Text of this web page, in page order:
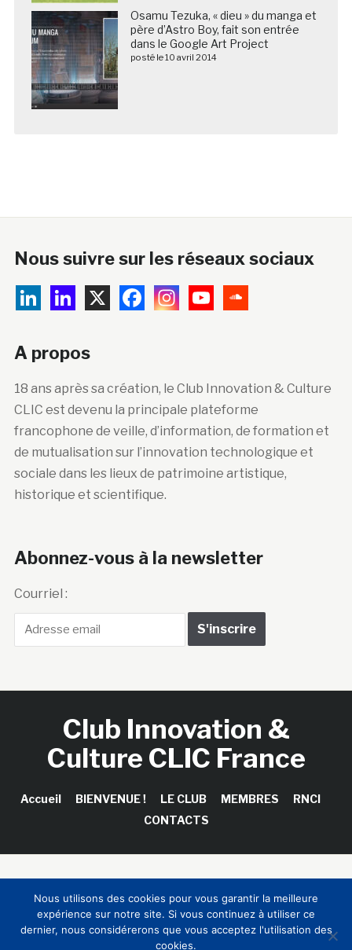
Osamu Tezuka, « dieu » du manga et
père d’Astro Boy, fait son entrée
dans le Google Art Project
posté le 10 avril 2014
Nous suivre sur les réseaux sociaux
A propos
18 ans après sa création, le Club Innovation & Culture
CLIC est devenu la principale plateforme
francophone de veille, d’information, de formation et
de mutualisation sur l’innovation technologique et
sociale dans les lieux de patrimoine artistique,
historique et scientifique.
Abonnez-vous à la newsletter
Courriel :
Club Innovation &
Culture CLIC France
Accueil BIENVENUE ! LE CLUB MEMBRES
RNCI
CONTACTS
Sinapses Conseils
Nous utilisons des cookies pour vous garantir la meilleure
expérience sur notre site. Si vous continuez à utiliser ce
dernier, nous considérerons que vous acceptez l'utilisation des
cookies.